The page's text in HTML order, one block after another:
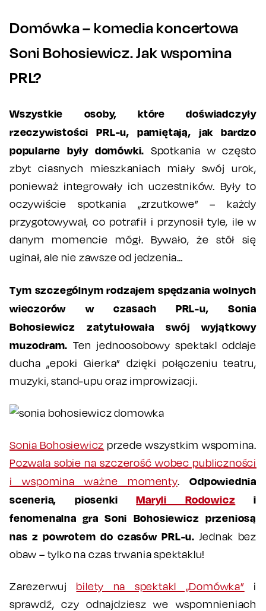
Domówka – komedia koncertowa
Soni Bohosiewicz. Jak wspomina
PRL?
Wszystkie osoby, które doświadczyły
rzeczywistości PRL-u, pamiętają, jak bardzo
popularne były domówki. Spotkania w często
zbyt ciasnych mieszkaniach miały swój urok,
ponieważ integrowały ich uczestników. Były to
oczywiście spotkania „zrzutkowe” – każdy
przygotowywał, co potrafił i przynosił tyle, ile w
danym momencie mógł. Bywało, że stół się
uginał, ale nie zawsze od jedzenia…
Tym szczególnym rodzajem spędzania wolnych
wieczorów w czasach PRL-u, Sonia
Bohosiewicz zatytułowała swój wyjątkowy
muzodram. Ten jednoosobowy spektakl oddaje
ducha „epoki Gierka” dzięki połączeniu teatru,
muzyki, stand-upu oraz improwizacji.
Sonia Bohosiewicz przede wszystkim wspomina.
Pozwala sobie na szczerość wobec publiczności
i wspomina ważne momenty.Odpowiednia
sceneria, piosenkiMaryli Rodowicz i
fenomenalna gra Soni Bohosiewicz przeniosą
nas z powrotem do czasów PRL-u. Jednak bez
obaw – tylko na czas trwania spektaklu!
Zarezerwuj bilety na spektakl „Domówka” i
sprawdź, czy odnajdziesz we wspomnieniach